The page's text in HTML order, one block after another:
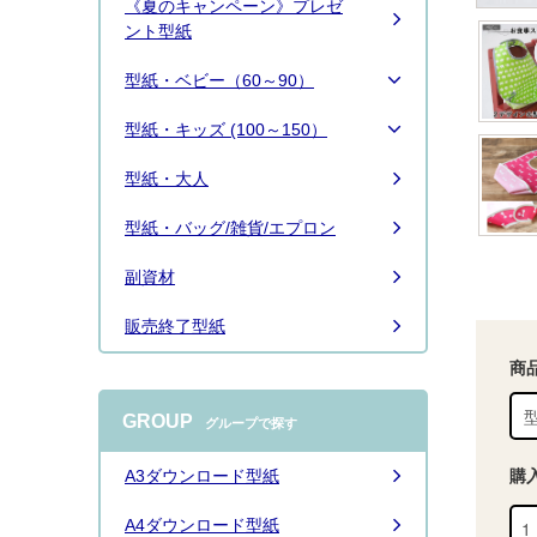
商
購
クしてソーイング楽しんでください
ね。
2026.7.31
備に作られる方も多いです。お迎え準
Ｓ/Ｍ/Ｌ/ＬＬ」、
YouTubeで作り方動
画公開しています。 作り方にはさまざ
はスタッフが丁寧に作っておりますの
だけると嬉しいです
続きはこちら
《夏のキャンペーン》プレゼ
ント型紙
型紙・ベビー（60～90）
型紙・キッズ (100～150）
型紙・大人
型紙・バッグ/雑貨/エプロン
副資材
販売終了型紙
GROUP グループで探す
A3ダウンロード型紙
A4ダウンロード型紙